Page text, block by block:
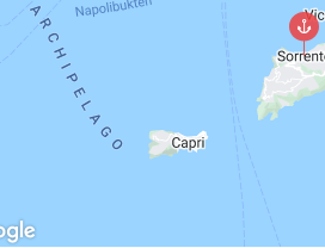
equally impressive, featuring stylish
comfortable lounges for relaxation.
event, enjoying a romantic day out,
friends, the yacht provides an
With the attentive crew catering to
meals, offering refreshing cocktails,
—you can fully immerse yourself
combination of the Azimut 62 Sport’s